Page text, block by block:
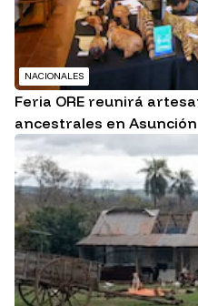
NACIONALES
Feria ORE reunirá
ancestrales en Asunción